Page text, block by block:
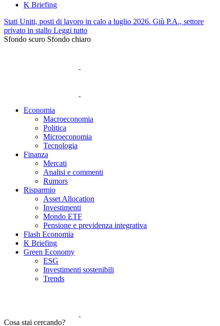
K Briefing
Stati Uniti, posti di lavoro in calo a luglio 2026. Giù P.A., settore
privato in stallo Leggi tutto
Sfondo scuro Sfondo chiaro
Economia
Macroeconomia
Politica
Microeconomia
Tecnologia
Finanza
Mercati
Analisi e commenti
Rumors
Risparmio
Asset Allocation
Investimenti
Mondo ETF
Pensione e previdenza integrativa
Flash Economia
K Briefing
Green Economy
ESG
Investimenti sostenibili
Trends
Cosa stai cercando?